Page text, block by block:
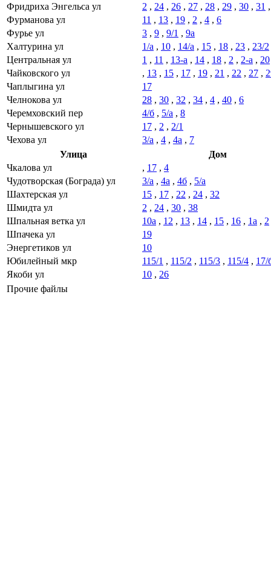
Фридриха Энгельса ул
2 , 24 , 26 , 27 , 28 , 29 , 30 , 31
Фурманова ул
11 , 13 , 19 , 2 , 4 , 6
Фурье ул
3 , 9 , 9/1 , 9а
Халтурина ул
1/а , 10 , 14/а , 15 , 18 , 23 , 23/2
Центральная ул
1 , 11 , 13-а , 14 , 18 , 2 , 2-а , 20
Чайковского ул
, 13 , 15 , 17 , 19 , 21 , 22 , 27 ,
Чаплыгина ул
17
Челнокова ул
28 , 30 , 32 , 34 , 4 , 40 , 6
Черемховский пер
4/б , 5/а , 8
Чернышевского ул
17 , 2 , 2/1
Чехова ул
3/а , 4 , 4а , 7
Улица
Дом
Чкалова ул
, 17 , 4
Чудотворская (Бограда) ул
3/а , 4а , 4б , 5/а
Шахтерская ул
15 , 17 , 22 , 24 , 32
Шмидта ул
2 , 24 , 30 , 38
Шпальная ветка ул
10а , 12 , 13 , 14 , 15 , 16 , 1а , 2
Шпачека ул
19
Энергетиков ул
10
Юбилейный мкр
115/1 , 115/2 , 115/3 , 115/4 , 17/
Якоби ул
10 , 26
Прочие файлы